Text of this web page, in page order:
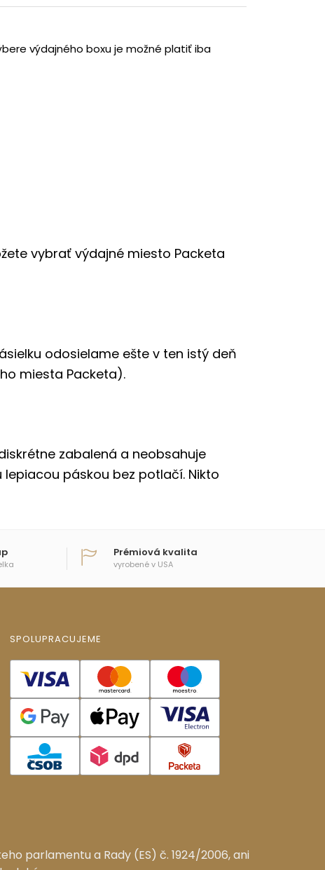
výdajného boxu je možné platiť iba
vybrať výdajné miesto Packeta
odosielame ešte v ten istý deň
miesta Packeta).
zabalená a neobsahuje
páskou bez potlačí. Nikto
Prémiová kvalita
vyrobené v USA
SPOLUPRACUJEME
parlamentu a Rady (ES) č. 1924/2006, ani